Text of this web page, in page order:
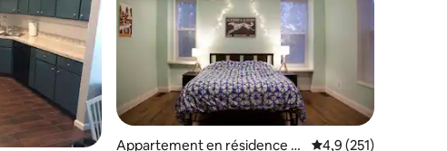
: 4,74 sur 5
Appartement en résidence ⋅
Évaluation moyenne
4,9 (251)